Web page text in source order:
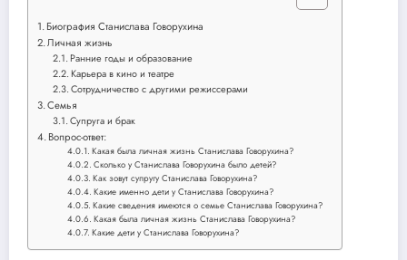
Биография Станислава Говорухина
Личная жизнь
Ранние годы и образование
Карьера в кино и театре
Сотрудничество с другими режиссерами
Семья
Супруга и брак
Вопрос-ответ:
Какая была личная жизнь Станислава Говорухина?
Сколько у Станислава Говорухина было детей?
Как зовут супругу Станислава Говорухина?
Какие именно дети у Станислава Говорухина?
Какие сведения имеются о семье Станислава Говорухина?
Какая была личная жизнь Станислава Говорухина?
Какие дети у Станислава Говорухина?